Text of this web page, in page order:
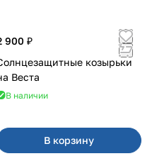
900 ₽
козырьки
на Веста
В наличии
В корзину